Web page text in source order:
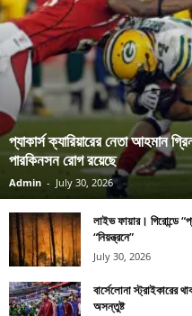
প্যাকার্স ক্যারিয়ারের নেতা আহমান
পারকিনসন রোগ রয়েছে
Admin - July 30, 2026
লাইভ ফায়ার। গিরোন্ডে
“নিয়ন্ত্রনে”
July 30, 2026
বার্সেলোনা স্ট্রাইকারের
অসন্তুষ্ট